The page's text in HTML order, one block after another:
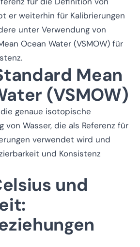
er weiterhin für Kalibrierungen
unter Verwendung von
Ocean Water (VSMOW) für
Mean
(VSMOW)
genaue isotopische
von Wasser, die als Referenz für
verwendet wird und
und Konsistenz
und